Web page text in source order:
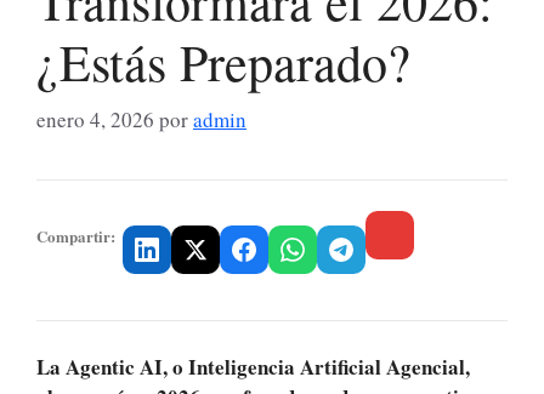
¿Estás Preparado?
enero 4, 2026 poradmin
Compartir:
La Agentic AI, o Inteligencia Artificial Agencial,